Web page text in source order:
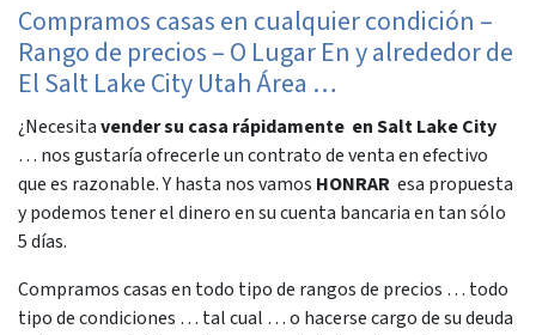
Compramos casas en cualquier condición –
Rango de precios – O Lugar En y alrededor de
El Salt Lake City Utah Área …
¿Necesitavender su casa rápidamente en Salt Lake City
… nos gustaría ofrecerle un contrato de venta en efectivo
que es razonable. Y hasta nos vamos HONRAR esa propuesta
y podemos tener el dinero en su cuenta bancaria en tan sólo
5 días.
Compramos casas en todo tipo de rangos de precios … todo
tipo de condiciones … tal cual … o hacerse cargo de su deuda